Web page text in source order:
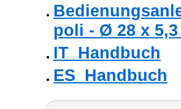
poli - Ø 28 x
IT_Handbuch
ES_Handbuch